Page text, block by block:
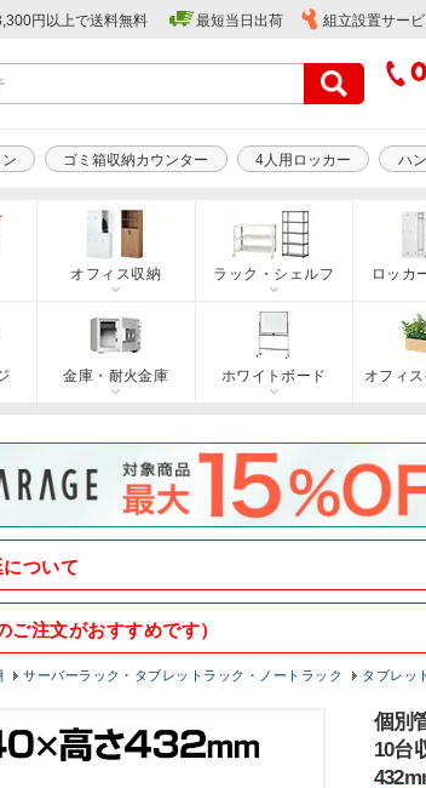
円以上で送料無料 最短当日出荷 組立設置サー
ゴミ箱収納カウンター 4人用ロッカー ハ
オフィス収納 ラック・シェルフ ロッカ
金庫・耐火金庫 ホワイトボード オフィ
ついて
注文がおすすめです）
サーバーラック・タブレットラック・ノートラック タブレッ
個別
10台